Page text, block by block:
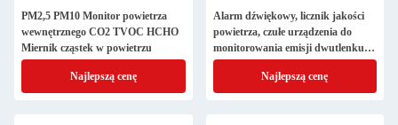
PM2,5 PM10 Monitor powietrza
wewnętrznego CO2 TVOC HCHO
Miernik cząstek w powietrzu
Najlepszą cenę
Alarm dźwiękowy, licznik jakości
powietrza, czułe urządzenia do
monitorowania emisji dwutlenku
węgla
Najlepszą cenę